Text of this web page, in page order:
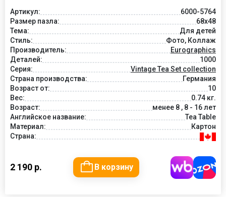
Артикул:
6000-5764
Размер пазла:
68x48
Тема:
Для детей
Стиль:
Фото, Коллаж
Производитель:
Eurographics
Деталей:
1000
Серия:
Vintage Tea Set collection
Страна производства:
Германия
Возраст от:
10
Вес:
0.74 кг.
Возраст:
менее 8 , 8 - 16 лет
Английское название:
Tea Table
Материал:
Картон
Страна:
2 190 р. В корзину